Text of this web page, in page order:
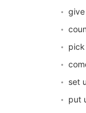
give
pick
set
put